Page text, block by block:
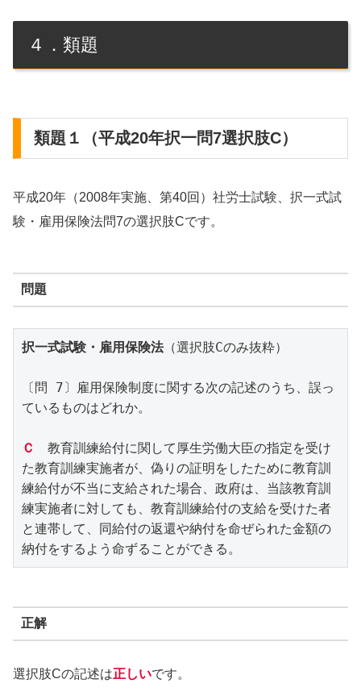
４．類題
類題１（平成20年択一問7選択肢C）
平成20年（2008年実施、第40回）社労士試験、択一式試
験・雇用保険法問7の選択肢Cです。
問題
択一式試験・雇用保険法（選択肢Cのみ抜粋）
〔問 7〕雇用保険制度に関する次の記述のうち、誤っ
ているものはどれか。
Ｃ
教育訓練給付に関して厚生労働大臣の指定を受け
た教育訓練実施者が、偽りの証明をしたために教育訓
練給付が不当に支給された場合、政府は、当該教育訓
練実施者に対しても、教育訓練給付の支給を受けた者
と連帯して、同給付の返還や納付を命ぜられた金額の
納付をするよう命ずることができる。
正解
選択肢Cの記述は正しいです。